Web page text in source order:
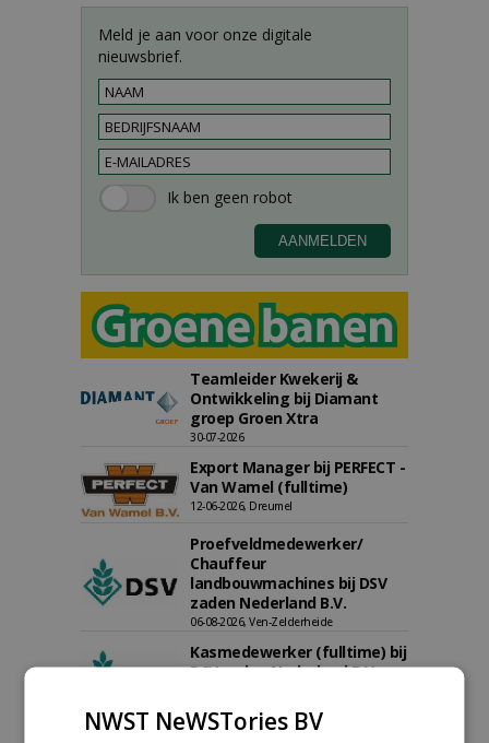
Meld je aan voor onze digitale
nieuwsbrief.
Teamleider Kwekerij &
Ontwikkeling bij Diamant
groep Groen Xtra
30-07-2026
Export Manager bij PERFECT -
Van Wamel (fulltime)
12-06-2026, Dreumel
Proefveldmedewerker/
Chauffeur
landbouwmachines bij DSV
zaden Nederland B.V.
06-08-2026, Ven-Zelderheide
Kasmedewerker (fulltime) bij
DSV zaden Nederland B.V.
Allround
NWST NeWSTories BV